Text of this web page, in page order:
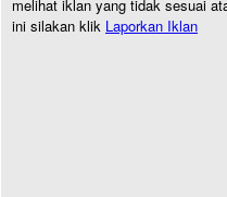
melihat iklan yang tidak sesuai
ini silakan klik Laporkan Iklan